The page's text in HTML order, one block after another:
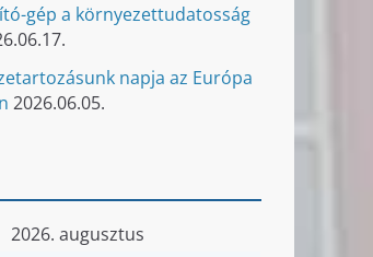
gép a környezettudatosság
napja az Európa
2026.06.05.
2026. augusztus